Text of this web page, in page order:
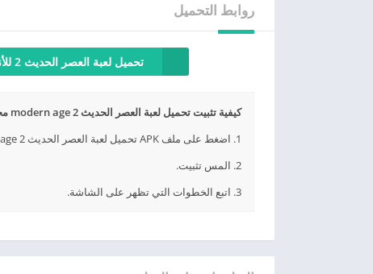
روابط التحميل
تحميل لعبة العصر الحديث 2 للأندرويد
كيفية تثبيت تحميل لعبة العصر الحديث 2 modern age مجانا APK؟
1. اضغط على ملف APK تحميل لعبة العصر الحديث 2 modern age مجانا الذي تم تنزيله.
2. المس تثبيت.
3. اتبع الخطوات التي تظهر على الشاشة.